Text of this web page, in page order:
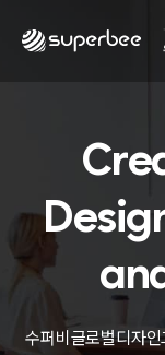
수퍼비글로벌디자